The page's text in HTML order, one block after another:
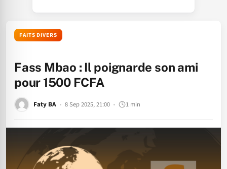
FAITS DIVERS
Fass Mbao : Il poignarde son ami
pour 1500 FCFA
Faty BA 8 Sep 2025, 21:00 1 min